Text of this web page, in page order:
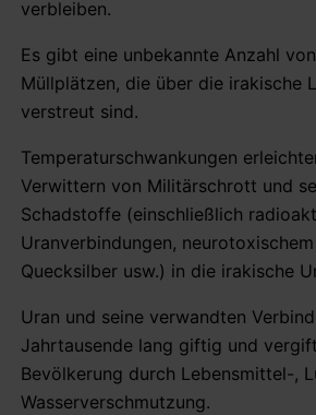
verbleiben.
Es gibt eine unbekannte Anzahl
Müllplätzen, die über die irakische
verstreut sind.
Temperaturschwankungen
Verwittern von Militärschrott und
Schadstoffe (einschließlich
Uranverbindungen,
Quecksilber usw.) in die irakische
Uran und seine verwandten
Jahrtausende lang giftig und
Bevölkerung durch Lebensmittel-,
Wasserverschmutzung.